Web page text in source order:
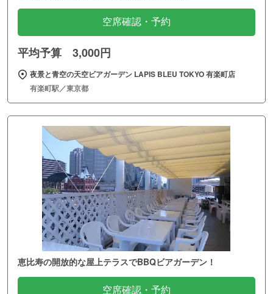
空席確認・予約
平均予算 3,000円
夜景と青空の天空ビアガーデン LAPIS BLEU TOKYO 有楽町店
有楽町駅／東京都
恵比寿の開放的な屋上テラスでBBQビアガーデン！
空席確認・予約